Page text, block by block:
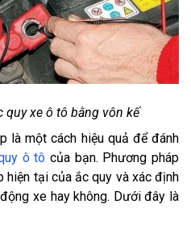
quy xe ô tô bằng vôn kế
là một cách hiệu quả để đánh
ô tô của bạn. Phương pháp
hiện tại của ắc quy và xác định
xe hay không. Dưới đây là